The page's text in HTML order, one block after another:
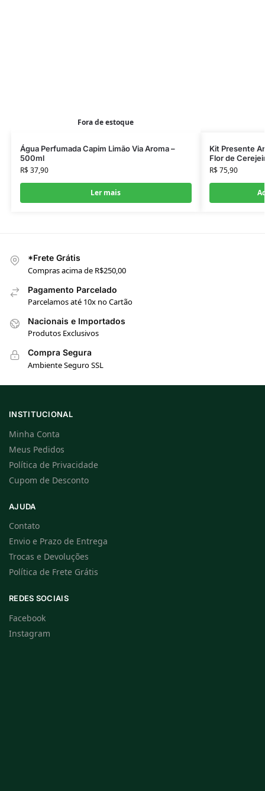
Fora de estoque
Água Perfumada Capim Limão Via Aroma –
500ml
R$37,90
Ler mais
Kit Presente
Flor de
R$75,90
*Frete Grátis
Compras acima de R$250,00
Pagamento Parcelado
Parcelamos até 10x no Cartão
Nacionais e Importados
Produtos Exclusivos
Compra Segura
Ambiente Seguro SSL
INSTITUCIONAL
Minha Conta
Meus Pedidos
Política de Privacidade
Cupom de Desconto
AJUDA
Contato
Envio e Prazo de Entrega
Trocas e Devoluções
Política de Frete Grátis
REDES SOCIAIS
Facebook
Instagram